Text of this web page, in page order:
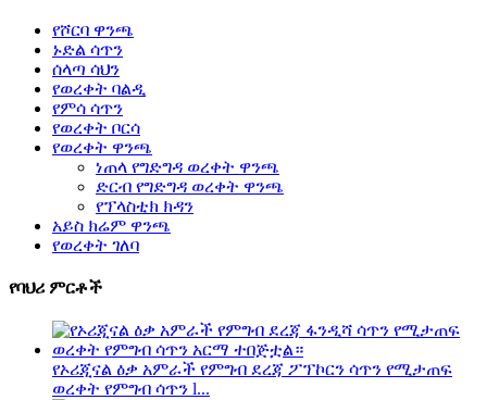
የሾርባ ዋንጫ
ኑድል ሳጥን
ሰላጣ ሳህን
የወረቀት ባልዲ
የምሳ ሳጥን
የወረቀት ቦርሳ
የወረቀት ዋንጫ
ነጠላ የግድግዳ ወረቀት ዋንጫ
ድርብ የግድግዳ ወረቀት ዋንጫ
የፕላስቲክ ክዳን
አይስ ክሬም ዋንጫ
የወረቀት ገለባ
የባህሪ ምርቶች
የኦሪጂናል ዕቃ አምራች የምግብ ደረጃ ፖፕኮርን ሳጥን የሚታጠፍ
ወረቀት የምግብ ሳጥን l...